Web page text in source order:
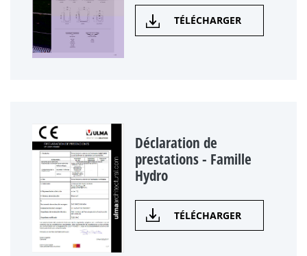
TÉLÉCHARGER
Déclaration de
prestations - Famille
Hydro
TÉLÉCHARGER